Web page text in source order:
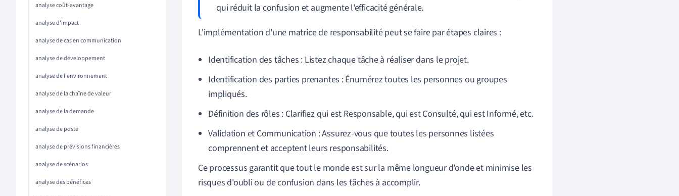
analyse coût-avantage
analyse d'impact
analyse de cas en communication
analyse de développement
analyse de l'environnement
analyse de la chaîne de valeur
analyse de la demande
analyse de poste
analyse de prévisions financières
analyse de scénarios
analyse des bénéfices
qui réduit la confusion et augmente l'efficacité générale.
L'implémentation d'une matrice de responsabilité peut se faire par étapes claires :
Identification des tâches : Listez chaque tâche à réaliser dans le projet.
Identification des parties prenantes : Énumérez toutes les personnes ou groupes
impliqués.
Définition des rôles : Clarifiez qui est Responsable, qui est Consulté, qui est Informé, etc.
Validation et Communication : Assurez-vous que toutes les personnes listées
comprennent et acceptent leurs responsabilités.
Ce processus garantit que tout le monde est sur la même longueur d'onde et minimise les
risques d'oubli ou de confusion dans les tâches à accomplir.